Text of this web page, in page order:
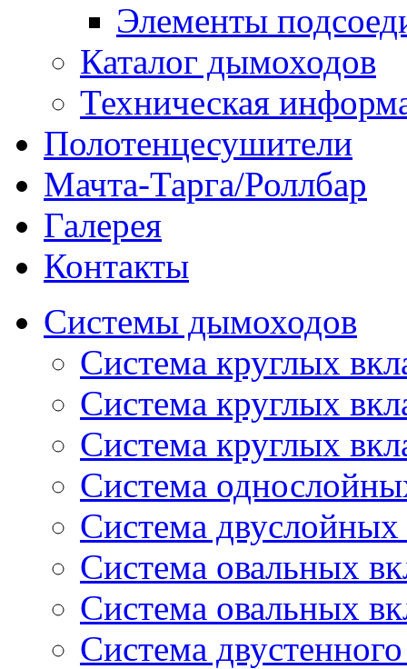
Элементы
Каталог дымоходов
Техническая
Полотенцесушители
Мачта-Тарга/Роллбар
Галерея
Контакты
Системы дымоходов
Система круглых
Система круглых
Система круглых
Система
Система
Система овальных
Система овальных
Система